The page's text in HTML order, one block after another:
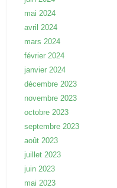
mai 2024
avril 2024
mars 2024
février 2024
janvier 2024
décembre 2023
novembre 2023
octobre 2023
septembre 2023
août 2023
juillet 2023
juin 2023
mai 2023